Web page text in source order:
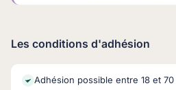
Les conditions d'adhésion
Adhésion possible entre 18 et